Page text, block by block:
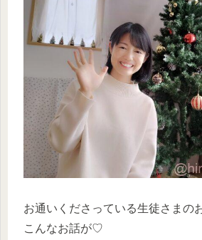
お通いくださっている生徒さまの
こんなお話が♡